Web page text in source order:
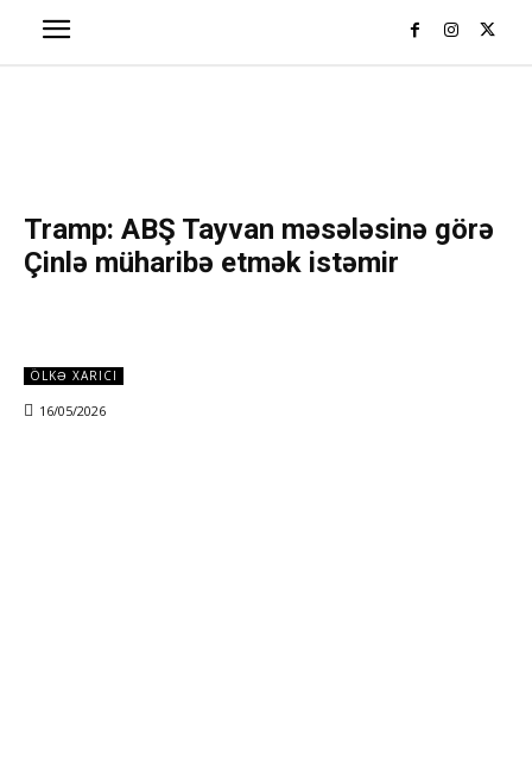
Tramp: ABŞ Tayvan məsələsinə görə
Çinlə müharibə etmək istəmir
ÖLKƏ XARICI
16/05/2026